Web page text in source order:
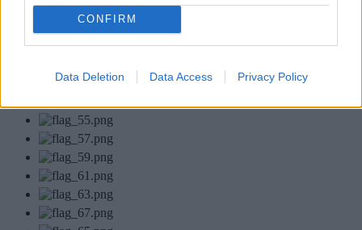
CONFIRM
Data Deletion Data Access Privacy Policy
ДЕКЛАРАЦИЯ О ЗАЩИТЕ ЛИЧНЫХ ДАННЫХ